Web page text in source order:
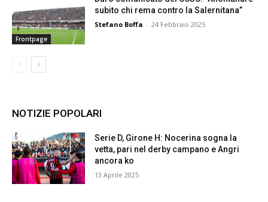
Frontpage
subito chi rema contro la Salernitana”
Stefano Boffa - 24 Febbraio 2025
NOTIZIE POPOLARI
Serie D, Girone H: Nocerina sogna la
vetta, pari nel derby campano e Angri
ancora ko
13 Aprile 2025